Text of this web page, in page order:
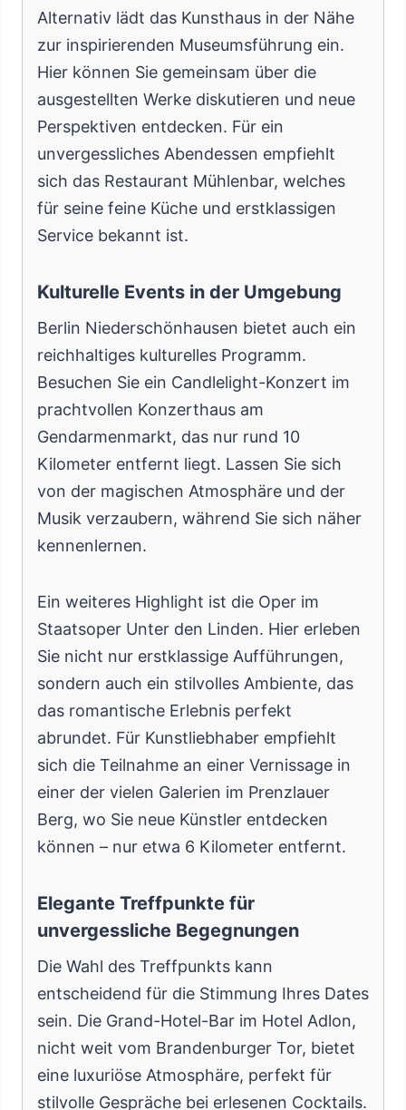
Alternativ lädt das Kunsthaus in der Nähe
zur inspirierenden Museumsführung ein.
Hier können Sie gemeinsam über die
ausgestellten Werke diskutieren und neue
Perspektiven entdecken. Für ein
unvergessliches Abendessen empfiehlt
sich das Restaurant Mühlenbar, welches
für seine feine Küche und erstklassigen
Service bekannt ist.
Kulturelle Events in der Umgebung
Berlin Niederschönhausen bietet auch ein
reichhaltiges kulturelles Programm.
Besuchen Sie ein Candlelight-Konzert im
prachtvollen Konzerthaus am
Gendarmenmarkt, das nur rund 10
Kilometer entfernt liegt. Lassen Sie sich
von der magischen Atmosphäre und der
Musik verzaubern, während Sie sich näher
kennenlernen.
Ein weiteres Highlight ist die Oper im
Staatsoper Unter den Linden. Hier erleben
Sie nicht nur erstklassige Aufführungen,
sondern auch ein stilvolles Ambiente, das
das romantische Erlebnis perfekt
abrundet. Für Kunstliebhaber empfiehlt
sich die Teilnahme an einer Vernissage in
einer der vielen Galerien im Prenzlauer
Berg, wo Sie neue Künstler entdecken
können – nur etwa 6 Kilometer entfernt.
Elegante Treffpunkte für
unvergessliche Begegnungen
Die Wahl des Treffpunkts kann
entscheidend für die Stimmung Ihres Dates
sein. Die Grand-Hotel-Bar im Hotel Adlon,
nicht weit vom Brandenburger Tor, bietet
eine luxuriöse Atmosphäre, perfekt für
stilvolle Gespräche bei erlesenen Cocktails.